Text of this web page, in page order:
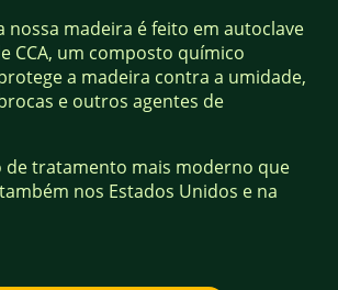
nossa madeira é feito em autoclave
CCA, um composto químico
a madeira contra a umidade,
e outros agentes de
de tratamento mais moderno que
nos Estados Unidos e na